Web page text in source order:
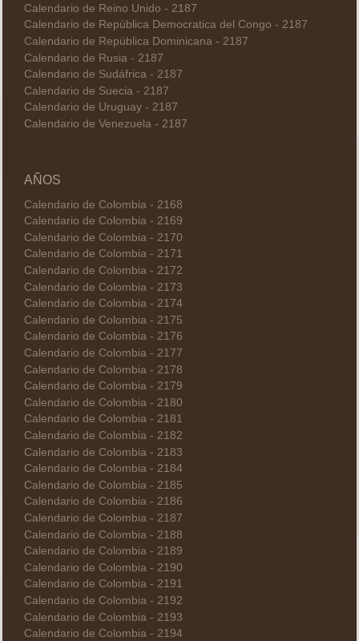
Calendario de Reino Unido - 2187
Calendario de República Democratica del Congo - 2187
Calendario de República Dominicana - 2187
Calendario de Rusia - 2187
Calendario de Sudáfrica - 2187
Calendario de Suecia - 2187
Calendario de Uruguay - 2187
Calendario de Venezuela - 2187
AÑOS
Calendario de Colombia - 2168
Calendario de Colombia - 2169
Calendario de Colombia - 2170
Calendario de Colombia - 2171
Calendario de Colombia - 2172
Calendario de Colombia - 2173
Calendario de Colombia - 2174
Calendario de Colombia - 2175
Calendario de Colombia - 2176
Calendario de Colombia - 2177
Calendario de Colombia - 2178
Calendario de Colombia - 2179
Calendario de Colombia - 2180
Calendario de Colombia - 2181
Calendario de Colombia - 2182
Calendario de Colombia - 2183
Calendario de Colombia - 2184
Calendario de Colombia - 2185
Calendario de Colombia - 2186
Calendario de Colombia - 2187
Calendario de Colombia - 2188
Calendario de Colombia - 2189
Calendario de Colombia - 2190
Calendario de Colombia - 2191
Calendario de Colombia - 2192
Calendario de Colombia - 2193
Calendario de Colombia - 2194